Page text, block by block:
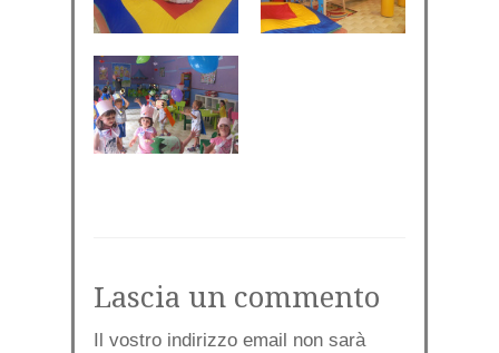
Lascia un commento
Il vostro indirizzo email non sarà